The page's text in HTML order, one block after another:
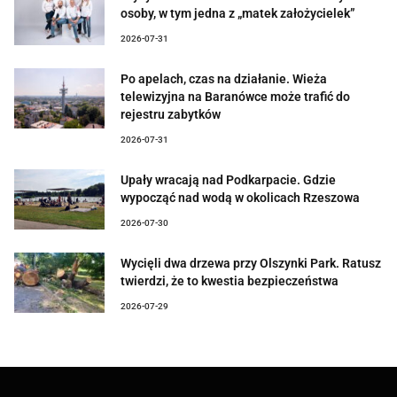
osoby, w tym jedna z „matek założycielek”
2026-07-31
Po apelach, czas na działanie. Wieża
telewizyjna na Baranówce może trafić do
rejestru zabytków
2026-07-31
Upały wracają nad Podkarpacie. Gdzie
wypocząć nad wodą w okolicach Rzeszowa
2026-07-30
Wycięli dwa drzewa przy Olszynki Park. Ratusz
twierdzi, że to kwestia bezpieczeństwa
2026-07-29